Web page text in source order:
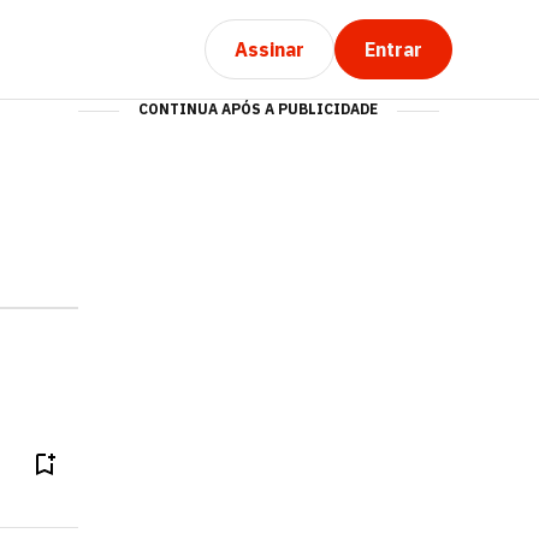
Assinar Entrar
CONTINUA APÓS A PUBLICIDADE